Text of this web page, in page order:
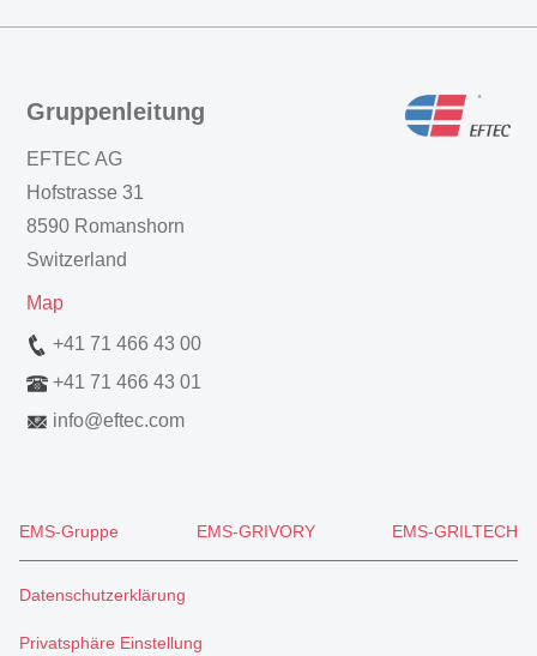
Gruppenleitung
EFTEC AG
Hofstrasse 31
8590 Romanshorn
Switzerland
Map
+41 71 466 43 00
+41 71 466 43 01
info@eftec.com
EMS-Gruppe EMS-GRIVORY EMS-GRILTECH
Datenschutzerklärung
Privatsphäre Einstellung